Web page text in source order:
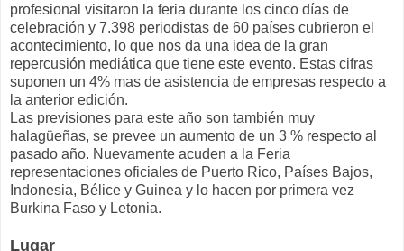
profesional visitaron la feria durante los cinco días de
celebración y 7.398 periodistas de 60 países cubrieron el
acontecimiento, lo que nos da una idea de la gran
repercusión mediática que tiene este evento. Estas cifras
suponen un 4% mas de asistencia de empresas respecto a
la anterior edición.
Las previsiones para este año son también muy
halagüeñas, se prevee un aumento de un 3 % respecto al
pasado año. Nuevamente acuden a la Feria
representaciones oficiales de Puerto Rico, Países Bajos,
Indonesia, Bélice y Guinea y lo hacen por primera vez
Burkina Faso y Letonia.
Lugar